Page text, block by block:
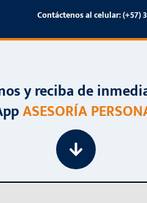
Contáctenos al celular: (+57)
y reciba de
ASESORÍA